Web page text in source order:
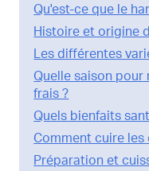
Qu'est-ce que le
Histoire et origine
Les différentes
Quelle saison
frais ?
Quels bienfaits
Comment cuire les
Préparation et